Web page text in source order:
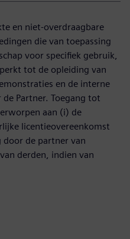
en niet-overdraagbare
die van toepassing
voor specifiek gebruik,
tot de opleiding van
en de interne
Partner. Toegang tot
aan (i) de
licentieovereenkomst
door de partner van
derden, indien van